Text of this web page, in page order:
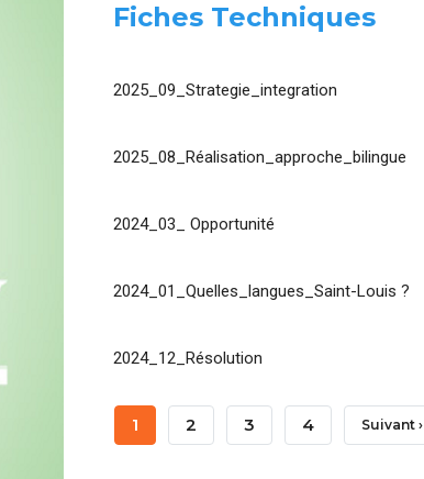
Fiches Techniques
2025_09_Strategie_integration
2025_08_Réalisation_approche_bilingue
2024_03_ Opportunité
2024_01_Quelles_langues_Saint-Louis ?
2024_12_Résolution
Pagination
Page
1 Page
2 Page
3 Page
4 Page
Suivant ›